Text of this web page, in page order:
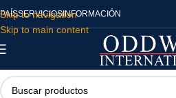
Skip to navigation
Skip to main content
PAÍSSERVICIOSINFORMACIÓN